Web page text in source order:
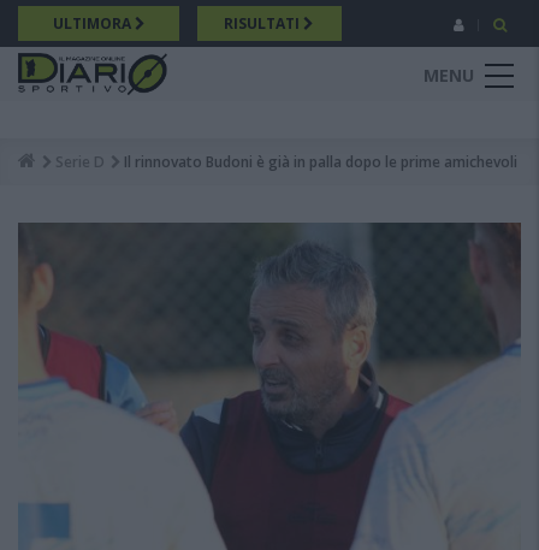
Salta
al
contenuto
principale
ULTIMORA RISULTATI
MENU
Breadcrumb
Serie D Il rinnovato Budoni è già in palla dopo le prime amichevoli